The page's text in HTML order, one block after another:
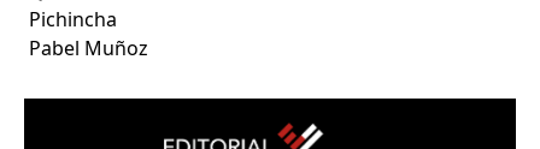
Pichincha
Pabel Muñoz